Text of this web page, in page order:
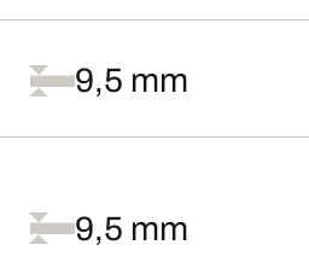
9,5 mm
9,5 mm